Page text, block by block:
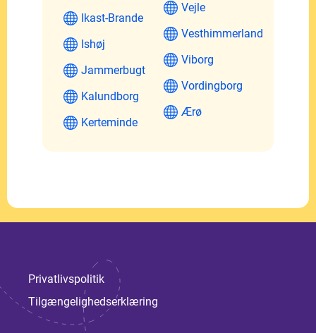
Ikast-Brande
Ishøj
Jammerbugt
Kalundborg
Kerteminde
Vejle
Vesthimmerland
Viborg
Vordingborg
Ærø
Privatlivspolitik
Tilgængelighedserklæring